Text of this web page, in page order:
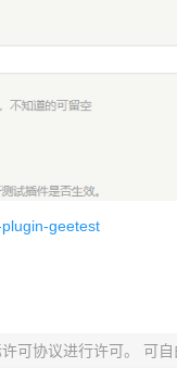
geetest
可协议进行许可。 可自